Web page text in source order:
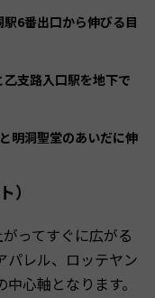
6番出口から伸びる目
支路入口駅を地下で
明洞聖堂のあいだに伸
）
ってすぐに広がる
パレル、ロッテヤン
心軸となります。